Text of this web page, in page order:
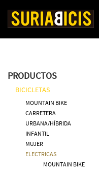
PRODUCTOS
BICICLETAS
MOUNTAIN BIKE
CARRETERA
URBANA/HÍBRIDA
INFANTIL
MUJER
ELECTRICAS
MOUNTAIN BIKE